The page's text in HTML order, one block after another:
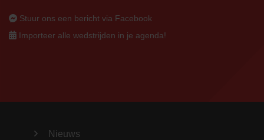
Stuur ons een bericht via Facebook
Importeer alle wedstrijden in je agenda!
Nieuws